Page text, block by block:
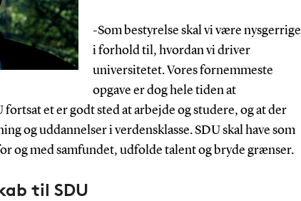
-Som bestyrelse skal vi være nysgerrige
i forhold til, hvordan vi driver
universitetet. Vores fornemmeste
opgave er dog hele tiden at
et er godt sted at arbejde og studere, og at der
og uddannelser i verdensklasse. SDU skal have som
og med samfundet, udfolde talent og bryde grænser.
til SDU